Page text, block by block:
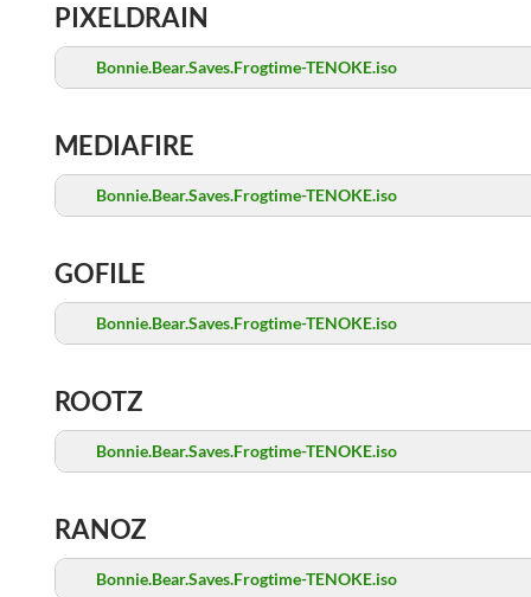
PIXELDRAIN
Bonnie.Bear.Saves.Frogtime-TENOKE.iso
MEDIAFIRE
Bonnie.Bear.Saves.Frogtime-TENOKE.iso
GOFILE
Bonnie.Bear.Saves.Frogtime-TENOKE.iso
ROOTZ
Bonnie.Bear.Saves.Frogtime-TENOKE.iso
RANOZ
Bonnie.Bear.Saves.Frogtime-TENOKE.iso